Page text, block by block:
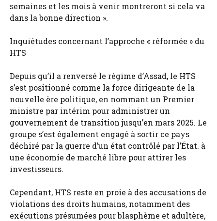
semaines et les mois à venir montreront si cela va
dans la bonne direction ».
Inquiétudes concernant l’approche « réformée » du
HTS
Depuis qu’il a renversé le régime d’Assad, le HTS
s’est positionné comme la force dirigeante de la
nouvelle ère politique, en nommant un Premier
ministre par intérim pour administrer un
gouvernement de transition jusqu’en mars 2025. Le
groupe s’est également engagé à sortir ce pays
déchiré par la guerre d’un état contrôlé par l’État. à
une économie de marché libre pour attirer les
investisseurs.
Cependant, HTS reste en proie à des accusations de
violations des droits humains, notamment des
exécutions présumées pour blasphème et adultère,